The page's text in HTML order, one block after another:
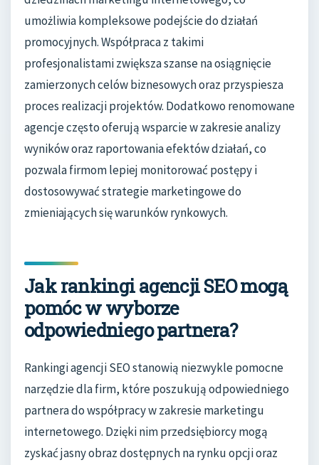
umożliwia kompleksowe podejście do działań
promocyjnych. Współpraca z takimi
profesjonalistami zwiększa szanse na osiągnięcie
zamierzonych celów biznesowych oraz przyspiesza
proces realizacji projektów. Dodatkowo renomowane
agencje często oferują wsparcie w zakresie analizy
wyników oraz raportowania efektów działań, co
pozwala firmom lepiej monitorować postępy i
dostosowywać strategie marketingowe do
zmieniających się warunków rynkowych.
Jak rankingi agencji SEO mogą
pomóc w wyborze
odpowiedniego partnera?
Rankingi agencji SEO stanowią niezwykle pomocne
narzędzie dla firm, które poszukują odpowiedniego
partnera do współpracy w zakresie marketingu
internetowego. Dzięki nim przedsiębiorcy mogą
zyskać jasny obraz dostępnych na rynku opcji oraz